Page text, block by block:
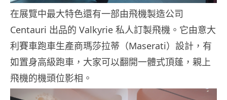
在展覽中最大特色還有一部由飛機製造公司
Centauri 出品的 Valkyrie 私人訂製飛機。它由意大
利賽車跑車生產商瑪莎拉蒂（Maserati）設計，有
如置身高級跑車，大家可以翻開一體式頂蓬，親上
飛機的機頭位影相。